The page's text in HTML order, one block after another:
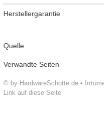
© by HardwareSchotte.de •
Link auf diese Seite
Herstellergarantie
Quelle
Verwandte Seiten